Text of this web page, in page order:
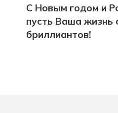
С Новым годом и
пусть Ваша жизнь
бриллиантов!